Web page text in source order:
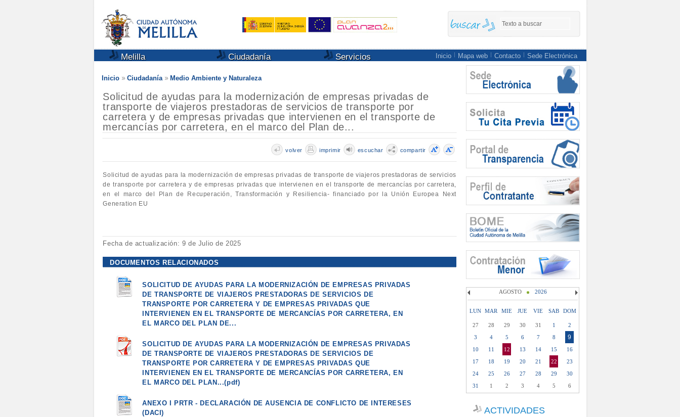
Melilla Ciudadanía Servicios Inicio Mapa web Contacto Sede Electrónica
Inicio Ciudadanía Medio Ambiente y Naturaleza
Solicitud de ayudas para la modernización de empresas privadas de
transporte de viajeros prestadoras de servicios de transporte por
carretera y de empresas privadas que intervienen en el transporte de
mercancías por carretera, en el marco del Plan de...
compartir
escuchar
imprimir
volver
Solicitud de ayudas para la modernización de empresas privadas de transporte de viajeros prestadoras de servicios
de transporte por carretera y de empresas privadas que intervienen en el transporte de mercancías por carretera,
en el marco del Plan de Recuperación, Transformación y Resiliencia- financiado por la Unión Europea Next
Generation EU
Fecha de actualización: 9 de Julio de 2025
DOCUMENTOS RELACIONADOS
SOLICITUD DE AYUDAS PARA LA MODERNIZACIÓN DE EMPRESAS PRIVADAS
DE TRANSPORTE DE VIAJEROS PRESTADORAS DE SERVICIOS DE
TRANSPORTE POR CARRETERA Y DE EMPRESAS PRIVADAS QUE
INTERVIENEN EN EL TRANSPORTE DE MERCANCÍAS POR CARRETERA, EN
EL MARCO DEL PLAN DE...
SOLICITUD DE AYUDAS PARA LA MODERNIZACIÓN DE EMPRESAS PRIVADAS
DE TRANSPORTE DE VIAJEROS PRESTADORAS DE SERVICIOS DE
TRANSPORTE POR CARRETERA Y DE EMPRESAS PRIVADAS QUE
INTERVIENEN EN EL TRANSPORTE DE MERCANCÍAS POR CARRETERA, EN
EL MARCO DEL PLAN...(pdf)
ANEXO I PRTR - DECLARACIÓN DE AUSENCIA DE CONFLICTO DE INTERESES
(DACI)
AGOSTO 2026
LUN MAR MIE JUE VIE SAB DOM
27 28 29 30 31 1
2
3
4 5 6 7 8 9
10 11 12 13 14 15
16
17
18 19 20 21 22
23
24
25 26 27 28 29
30
31
1 2 3 4 5 6
ACTIVIDADES